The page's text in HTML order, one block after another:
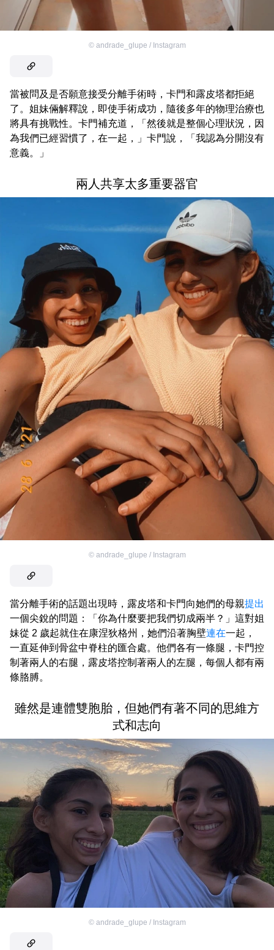
© andrade_glupe / Instagram
當被問及是否願意接受分離手術時，卡門和露皮塔都拒絕
了。姐妹倆解釋說，即使手術成功，隨後多年的物理治療也
將具有挑戰性。卡門補充道，「然後就是整個心理狀況，因
為我們已經習慣了，在一起，」卡門說，「我認為分開沒有
意義。」
兩人共享太多重要器官
© andrade_glupe / Instagram
當分離手術的話題出現時，露皮塔和卡門向她們的母親提出
一個尖銳的問題：「你為什麼要把我們切成兩半？」這對姐
妹從 2 歲起就住在康涅狄格州，她們沿著胸壁連在一起，
一直延伸到骨盆中脊柱的匯合處。他們各有一條腿，卡門控
制著兩人的右腿，露皮塔控制著兩人的左腿，每個人都有兩
條胳膊。
雖然是連體雙胞胎，但她們有著不同的思維方
式和志向
© andrade_glupe / Instagram